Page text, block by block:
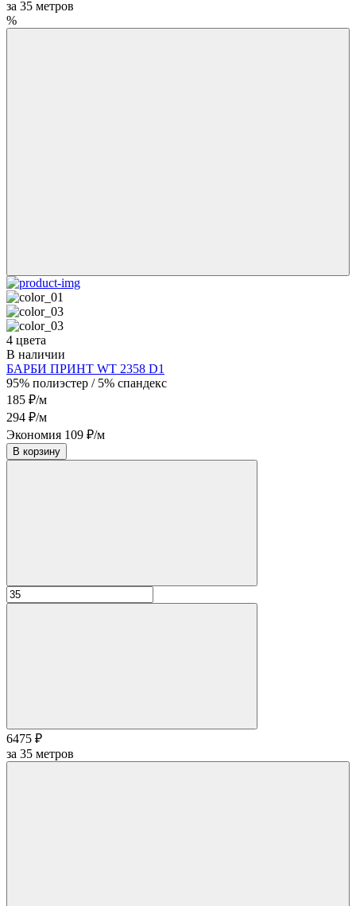
за 35 метров
%
4 цвета
В наличии
БАРБИ ПРИНТ WT 2358 D1
95% полиэстер / 5% спандекс
185 ₽/м
294 ₽/м
Экономия 109 ₽/м
В корзину
6475 ₽
за 35 метров